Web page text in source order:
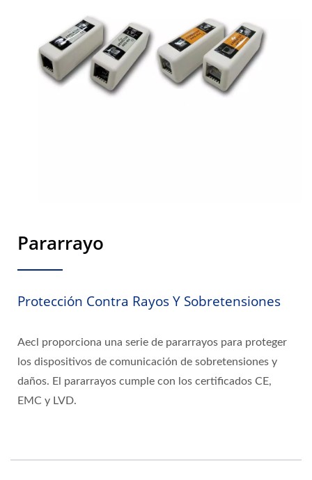
Pararrayo
Protección Contra Rayos Y Sobretensiones
Aecl proporciona una serie de pararrayos para proteger
los dispositivos de comunicación de sobretensiones y
daños. El pararrayos cumple con los certificados CE,
EMC y LVD.